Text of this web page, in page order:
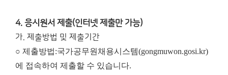
4. 응시원서 제출(인터넷 제출만 가능)
가. 제출방법 및 제출기간
○ 제출방법:국가공무원채용시스템(gongmuwon.gosi.kr)
에 접속하여 제출할 수 있습니다.